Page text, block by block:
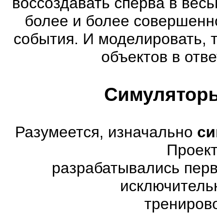
более и более
события. И моделировать,
объектов в
Разумеется, изначально
разрабатывались